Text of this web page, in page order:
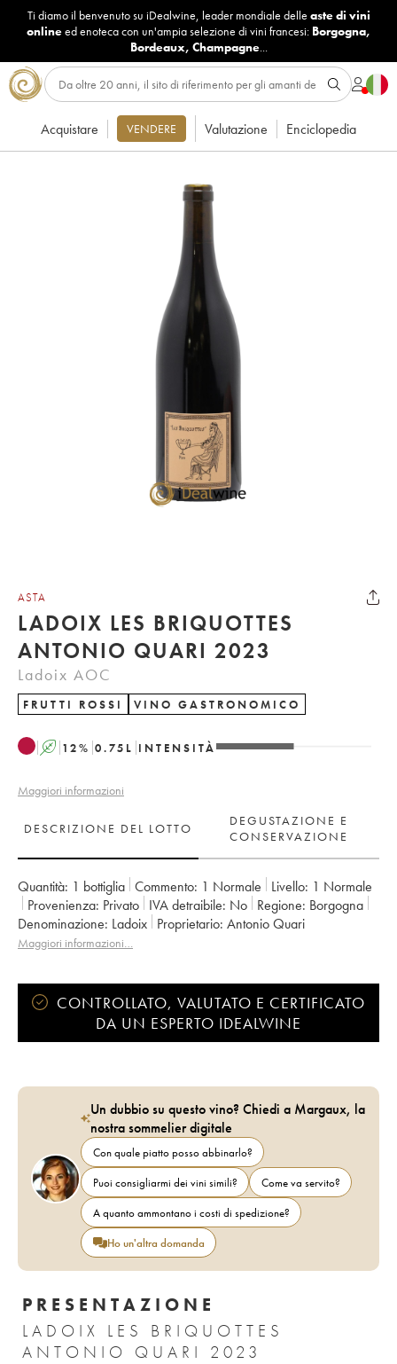
Ti diamo il benvenuto su iDealwine, leader mondiale delle aste di vini
onlineed enoteca con un'ampia selezione di vini francesi: Borgogna,
Bordeaux, Champagne...
Acquistare VENDERE Valutazione Enciclopedia
ASTA
LADOIX LES BRIQUOTTES
ANTONIO QUARI 2023
Ladoix AOC
FRUTTI ROSSI VINO GASTRONOMICO
A 12% 0.75 L INTENSITÀ
Maggiori informazioni
DESCRIZIONE DEL LOTTO
DEGUSTAZIONE E
CONSERVAZIONE
Quantità: 1 bottiglia Commento: 1 Normale Livello: 1 Normale
Provenienza:
privato IVA detraibile: no Regione:
Borgogna
Denominazione: Ladoix Proprietario: Antonio Quari
Maggiori informazioni…
CONTROLLATO, VALUTATO E CERTIFICATO
DA UN ESPERTO IDEALWINE
Un dubbio su questo vino? Chiedi a Margaux, la
nostra sommelier digitale
Con quale piatto posso abbinarlo?
Puoi consigliarmi dei vini simili?
Come va servito?
A quanto ammontano i costi di spedizione?
Ho un'altra domanda
PRESENTAZIONE
LADOIX LES BRIQUOTTES
ANTONIO QUARI 2023